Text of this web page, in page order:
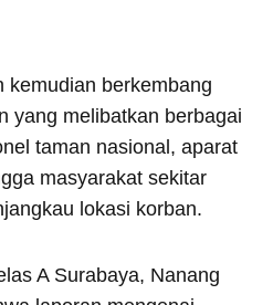
kemudian berkembang
yang melibatkan berbagai
taman nasional, aparat
masyarakat sekitar
lokasi korban.
A Surabaya, Nanang